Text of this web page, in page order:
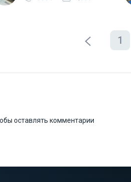
1
оставлять комментарии